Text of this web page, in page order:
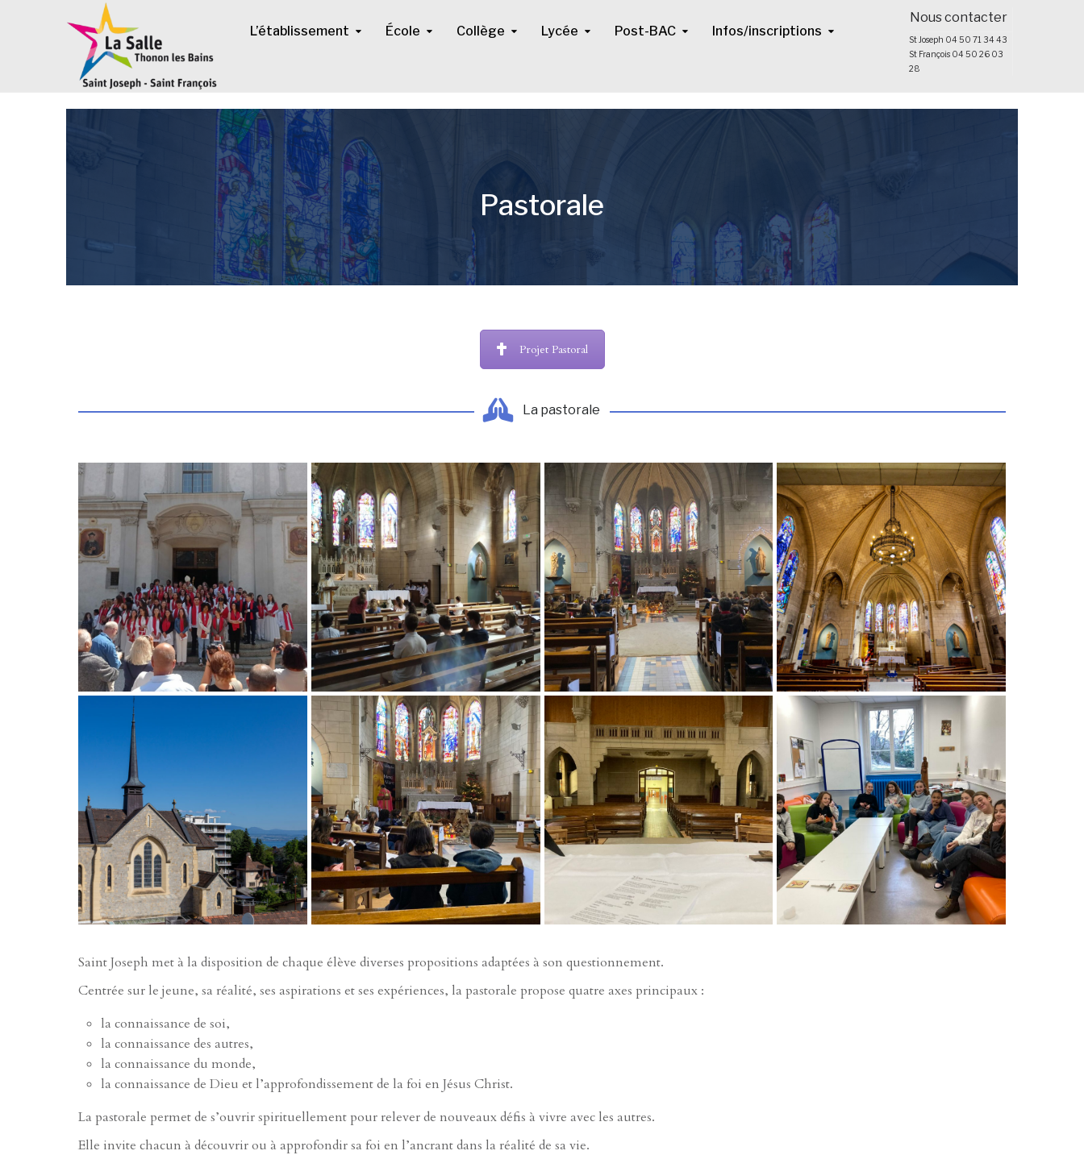
L’établissement École Collège Lycée Post-BAC Infos/inscriptions
Nous contacter
St Joseph 04 50 71 34 43
St François 04 50 26 03
28
Pastorale
Projet Pastoral
La pastorale
Saint Joseph met à la disposition de chaque élève diverses propositions adaptées à son questionnement.
Centrée sur le jeune, sa réalité, ses aspirations et ses expériences, la pastorale propose quatre axes principaux :
la connaissance de soi,
la connaissance des autres,
la connaissance du monde,
la connaissance de Dieu et l’approfondissement de la foi en Jésus Christ.
La pastorale permet de s’ouvrir spirituellement pour relever de nouveaux défis à vivre avec les autres.
Elle invite chacun à découvrir ou à approfondir sa foi en l’ancrant dans la réalité de sa vie.